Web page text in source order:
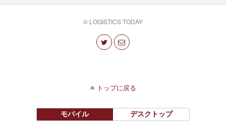
© LOGISTICS TODAY
トップに戻る
モバイル デスクトップ